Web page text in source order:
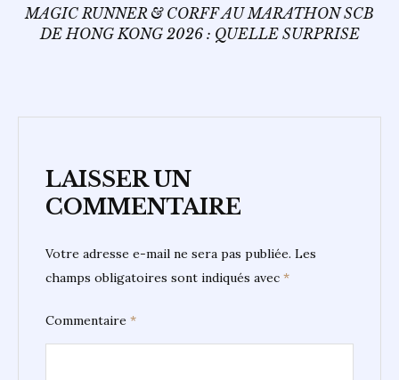
MAGIC RUNNER & CORFF AU MARATHON SCB
DE HONG KONG 2026 : QUELLE SURPRISE
LAISSER UN
COMMENTAIRE
Votre adresse e-mail ne sera pas publiée. Les
champs obligatoires sont indiqués avec *
Commentaire *